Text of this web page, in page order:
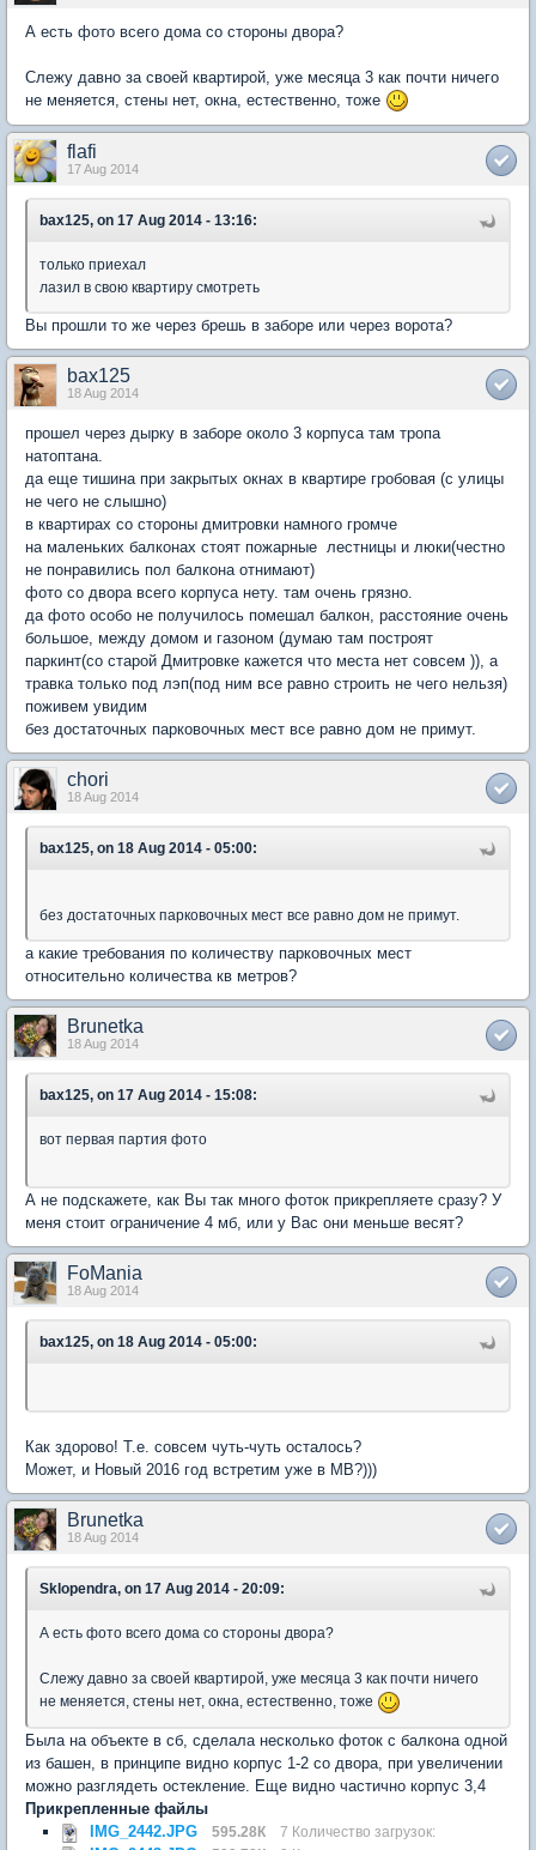
А есть фото всего дома со стороны двора?
Слежу давно за своей квартирой, уже месяца 3 как почти ничего
не меняется, стены нет, окна, естественно, тоже
flafi
17 Aug 2014
bax125, on 17 Aug 2014 - 13:16:
только приехал
лазил в свою квартиру смотреть
Вы прошли то же через брешь в заборе или через ворота?
bax125
18 Aug 2014
прошел через дырку в заборе около 3 корпуса там тропа
натоптана.
да еще тишина при закрытых окнах в квартире гробовая (с улицы
не чего не слышно)
в квартирах со стороны дмитровки намного громче
на маленьких балконах стоят пожарные лестницы и люки(честно
не понравились пол балкона отнимают)
фото со двора всего корпуса нету. там очень грязно.
да фото особо не получилось помешал балкон, расстояние очень
большое, между домом и газоном (думаю там построят
паркинт(со старой Дмитровке кажется что места нет совсем )), а
травка только под лэп(под ним все равно строить не чего нельзя)
поживем увидим
без достаточных парковочных мест все равно дом не примут.
chori
18 Aug 2014
bax125, on 18 Aug 2014 - 05:00:
без достаточных парковочных мест все равно дом не примут.
а какие требования по количеству парковочных мест
относительно количества кв метров?
Brunetka
18 Aug 2014
bax125, on 17 Aug 2014 - 15:08:
вот первая партия фото
А не подскажете, как Вы так много фоток прикрепляете сразу? У
меня стоит ограничение 4 мб, или у Вас они меньше весят?
FoMania
18 Aug 2014
bax125, on 18 Aug 2014 - 05:00:
Как здорово! Т.е. совсем чуть-чуть осталось?
Может, и Новый 2016 год встретим уже в МВ?)))
Brunetka
18 Aug 2014
Sklopendra, on 17 Aug 2014 - 20:09:
А есть фото всего дома со стороны двора?
Слежу давно за своей квартирой, уже месяца 3 как почти ничего
не меняется, стены нет, окна, естественно, тоже
Была на объекте в сб, сделала несколько фоток с балкона одной
из башен, в принципе видно корпус 1-2 со двора, при увеличении
можно разглядеть остекление. Еще видно частично корпус 3,4
Прикрепленные файлы
IMG_2442.JPG
595.28К 7 Количество загрузок: